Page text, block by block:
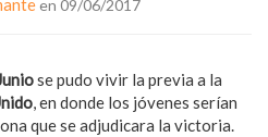
en 09/06/2017
se pudo vivir la previa a la
, en donde los jóvenes serían
que se adjudicara la victoria.